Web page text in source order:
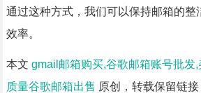
通过这种方式，我们可以保持邮箱的整
效率。
本文 gmail邮箱购买,谷歌邮箱账号批发
质量谷歌邮箱出售 原创，转载保留链接